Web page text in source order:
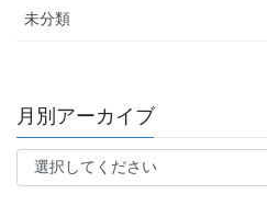
未分類
月別アーカイブ